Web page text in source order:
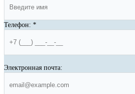
Телефон: *
Электронная почта: